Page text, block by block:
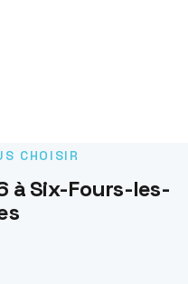
CHOISIR
à Six-Fours-les-